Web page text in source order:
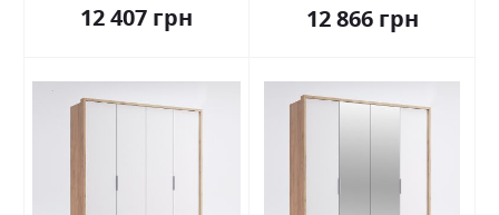
12 407 грн 12 866 грн